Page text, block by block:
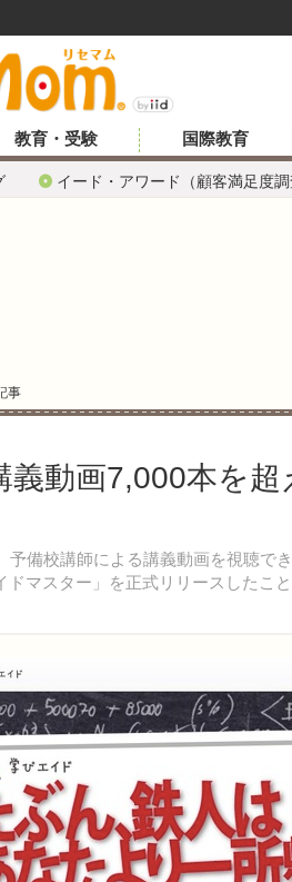
イード・アワード（顧客満足度調
教育・受験 国際教育
事
義動画7,000本を
備校講師による講義動画を視聴で
ドマスター」を正式リリースしたこ